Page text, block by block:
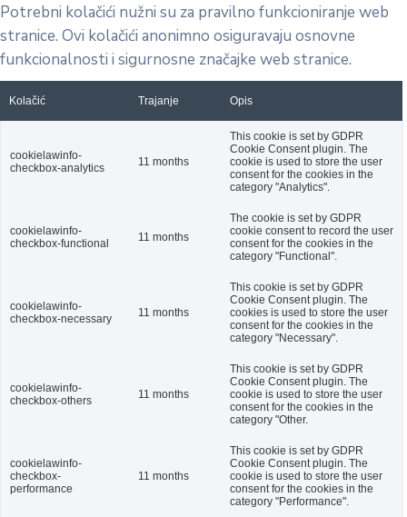
Potrebni kolačići nužni su za pravilno funkcioniranje web
stranice. Ovi kolačići anonimno osiguravaju osnovne
funkcionalnosti i sigurnosne značajke web stranice.
Kolačić Trajanje Opis
cookielawinfo-
checkbox-analytics
11 months
This cookie is set by GDPR
Cookie Consent plugin. The
cookie is used to store the user
consent for the cookies in the
category "Analytics".
cookielawinfo-
checkbox-functional
11 months
The cookie is set by GDPR
cookie consent to record the user
consent for the cookies in the
category "Functional".
cookielawinfo-
checkbox-necessary
11 months
This cookie is set by GDPR
Cookie Consent plugin. The
cookies is used to store the user
consent for the cookies in the
category "Necessary".
cookielawinfo-
checkbox-others
11 months
This cookie is set by GDPR
Cookie Consent plugin. The
cookie is used to store the user
consent for the cookies in the
category "Other.
cookielawinfo-
checkbox-
performance
11 months
This cookie is set by GDPR
Cookie Consent plugin. The
cookie is used to store the user
consent for the cookies in the
category "Performance".